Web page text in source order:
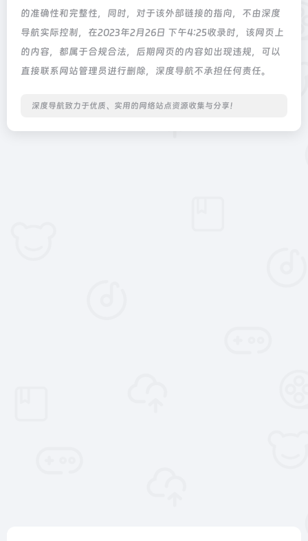
的准确性和完整性，同时，对于该外部链接的指向，不由深度
导航实际控制，在2023年2月26日 下午4:25收录时，该网页上
的内容，都属于合规合法，后期网页的内容如出现违规，可以
直接联系网站管理员进行删除，深度导航不承担任何责任。
深度导航致力于优质、实用的网络站点资源收集与分享！